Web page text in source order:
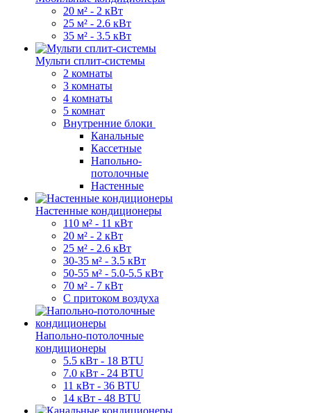
20 м² - 2 кВт
25 м² - 2.6 кВт
35 м² - 3.5 кВт
Мульти сплит-системы
2 комнаты
3 комнаты
4 комнаты
5 комнат
Внутренние блоки
Канальные
Кассетные
Напольно-
потолочные
Настенные
Настенные кондиционеры
110 м² - 11 кВт
20 м² - 2 кВт
25 м² - 2.6 кВт
30-35 м² - 3.5 кВт
50-55 м² - 5.0-5.5 кВт
70 м² - 7 кВт
С притоком воздуха
Напольно-потолочные
кондиционеры
5.5 кВт - 18 BTU
7.0 кВт - 24 BTU
11 кВт - 36 BTU
14 кВт - 48 BTU